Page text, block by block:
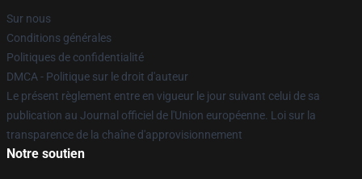
Sur nous
Conditions générales
Politiques de confidentialité
DMCA - Politique sur le droit d'auteur
Le présent règlement entre en vigueur le jour suivant celui de sa
publication au Journal officiel de l'Union européenne. Loi sur la
transparence de la chaîne d'approvisionnement
Notre soutien